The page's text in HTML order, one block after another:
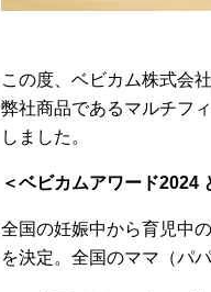
この度、ベビカム株式会
弊社商品であるマルチフ
しました。
＜ベビカムアワード2024
全国の妊娠中から育児中
を決定。全国のママ（パ